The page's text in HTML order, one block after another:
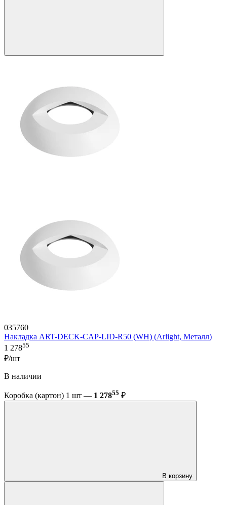
035760
Накладка ART-DECK-CAP-LID-R50 (WH) (Arlight, Металл)
1 27855
₽/шт
В наличии
Коробка (картон) 1 шт — 1 27855 ₽
В корзину